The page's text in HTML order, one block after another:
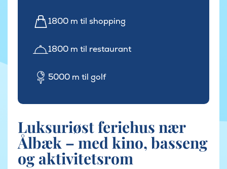
1800 m til shopping
1800 m til restaurant
5000 m til golf
Luksuriøst feriehus nær
Ålbæk – med kino, basseng
og aktivitetsrom